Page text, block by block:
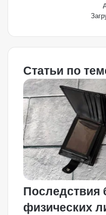
Статьи по
Последствия
физических